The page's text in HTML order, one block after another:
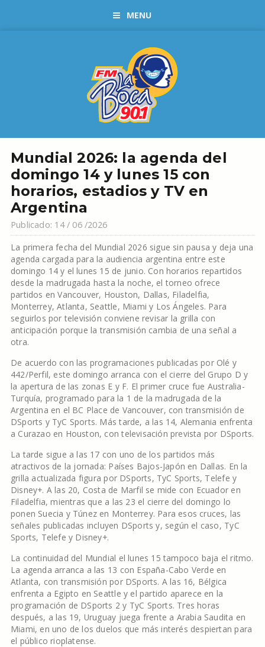
MENU
Mundial 2026: la agenda del
domingo 14 y lunes 15 con
horarios, estadios y TV en
Argentina
Publicado: 14 / 06 /2026
La primera fecha del Mundial 2026 sigue sin pausa y deja una
agenda cargada para la audiencia argentina entre este
domingo 14 y el lunes 15 de junio. Con horarios repartidos
desde la madrugada hasta la noche, el torneo ofrece
partidos en Vancouver, Houston, Dallas, Filadelfia,
Monterrey, Atlanta, Seattle, Miami y Los Ángeles. Para
seguirlos por televisión conviene revisar la grilla con
anticipación porque la transmisión cambia de una señal a
otra.
De acuerdo con las programaciones publicadas por Olé y
442/Perfil, este domingo arranca con el cierre del Grupo D y
la apertura de las zonas E y F. El primer cruce fue Australia-
Turquía, programado para la 1 de la madrugada de la
Argentina en el BC Place de Vancouver, con transmisión de
DSports y TyC Sports. Más tarde, a las 14, Alemania enfrenta
a Curazao en Houston, con televisación prevista por DSports.
La tarde sigue a las 17 con uno de los partidos más
atractivos de la jornada: Países Bajos-Japón en Dallas. En la
grilla actualizada figura por DSports, TyC Sports, Telefe y
Disney+. A las 20, Costa de Marfil se mide con Ecuador en
Filadelfia, mientras que a las 23 el cierre del domingo lo
ponen Suecia y Túnez en Monterrey. Para esos cruces, las
señales publicadas incluyen DSports y, según el caso, TyC
Sports, Telefe y Disney+.
La continuidad del Mundial el lunes 15 tampoco baja el ritmo.
La agenda arranca a las 13 con España-Cabo Verde en
Atlanta, con transmisión por DSports. A las 16, Bélgica
enfrenta a Egipto en Seattle y el partido aparece en la
programación de DSports 2 y TyC Sports. Tres horas
después, a las 19, Uruguay juega frente a Arabia Saudita en
Miami, en uno de los duelos que más interés despiertan para
el público rioplatense.